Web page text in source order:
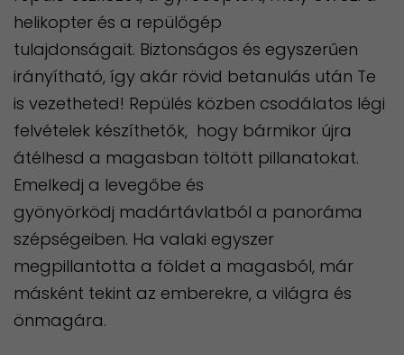
helikopter és a repülőgép
tulajdonságait. Biztonságos és egyszerűen
irányítható, így akár rövid betanulás után Te
is vezetheted! Repülés közben csodálatos légi
felvételek készíthetők, hogy bármikor újra
átélhesd a magasban töltött pillanatokat.
Emelkedj a levegőbe és
gyönyörködj madártávlatból a panoráma
szépségeiben. Ha valaki egyszer
megpillantotta a földet a magasból, már
másként tekint az emberekre, a világra és
önmagára.